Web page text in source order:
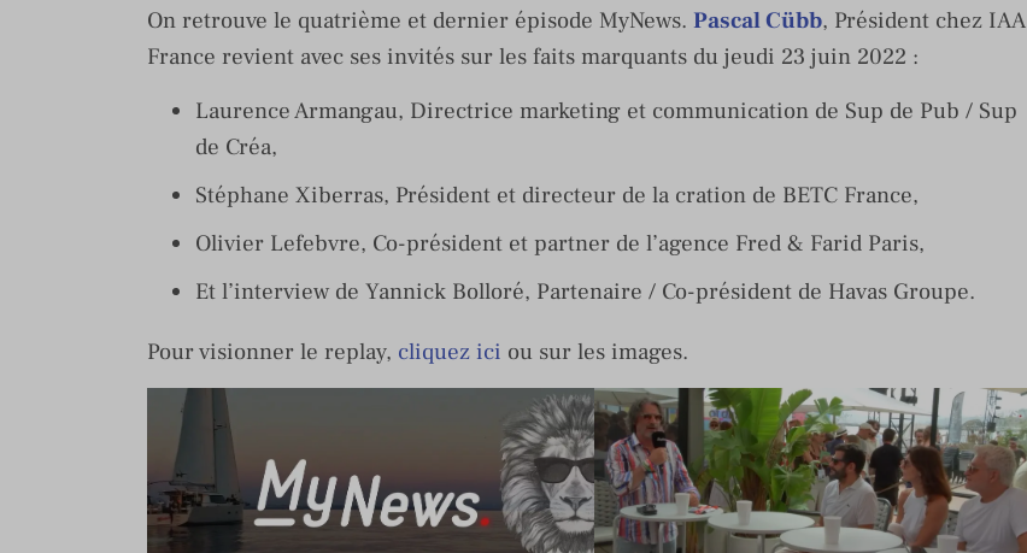
On retrouve le quatrième et dernier épisode MyNews. Pascal Cübb, Président chez IAA
France revient avec ses invités sur les faits marquants du jeudi 23 juin 2022 :
Laurence Armangau, Directrice marketing et communication de Sup de Pub / Sup
de Créa,
Stéphane Xiberras, Président et directeur de la cration de BETC France,
Olivier Lefebvre, Co-président et partner de l’agence Fred & Farid Paris,
Et l’interview de Yannick Bolloré, Partenaire / Co-président de Havas Groupe.
Pour visionner le replay, cliquez ici ou sur les images.